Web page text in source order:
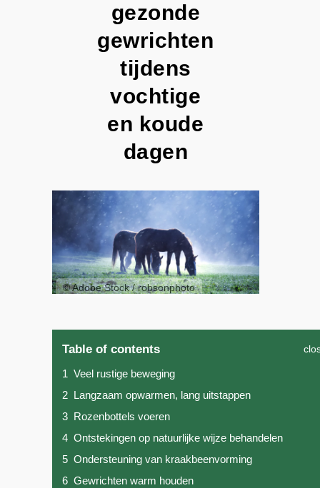
gezonde
gewrichten
tijdens
vochtige
en koude
dagen
© Adobe Stock / robsonphoto
Table of contents
1 Veel rustige beweging
2 Langzaam opwarmen, lang uitstappen
3 Rozenbottels voeren
4 Ontstekingen op natuurlijke wijze behandelen
5 Ondersteuning van kraakbeenvorming
6 Gewrichten warm houden